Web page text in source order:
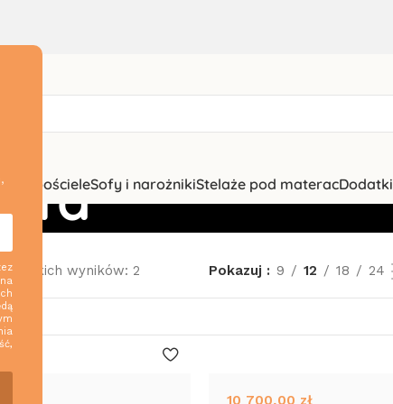
i pościeleSofy i narożnikiStelaże pod materacDodatki
wyników: 2 Pokazuj 9 12 18 24
10 700,00 zł